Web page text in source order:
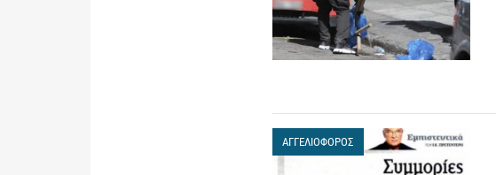
ΑΓΓΕΛΙΟΦΟΡΟΣ